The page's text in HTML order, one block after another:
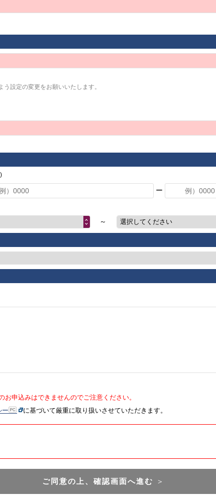
設定の変更をお願いいたします。
ー
～ 選択してください
申込みはできませんのでご注意ください。
ー に基づいて厳重に取り扱いさせていただきます。
ご同意の上、確認画面へ進む ＞